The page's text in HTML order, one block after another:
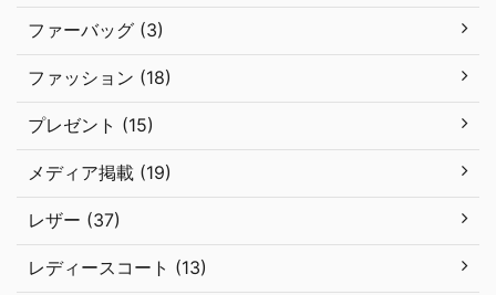
ファーバッグ (3)
ファッション (18)
プレゼント (15)
メディア掲載 (19)
レザー (37)
レディースコート (13)